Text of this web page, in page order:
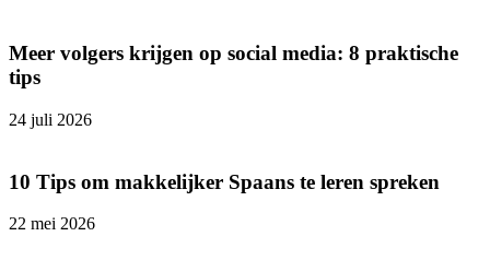
Meer volgers krijgen op social media: 8 praktische
tips
24 juli 2026
10 Tips om makkelijker Spaans te leren spreken
22 mei 2026